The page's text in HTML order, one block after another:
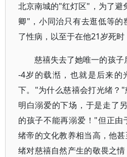
北京南城的"红灯区"，为了避
卿"，小同治只有去逛低等的
了性病，以至于在他21岁死时
慈禧失去了她唯一的孩
-4岁的载湉，也就是后来的
下。"为什么慈禧会打光绪？
明白溺爱的下场，于是走了
的孩子不能再溺爱！"但正由
绪帝的文化教养相当高，他
绪对慈禧自然产生的敬畏之情